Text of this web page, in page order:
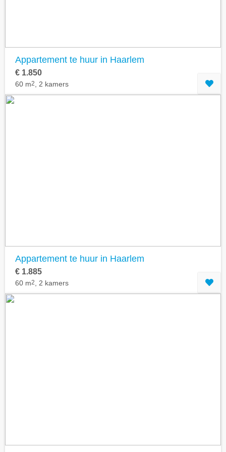
Appartement te huur in Haarlem
€ 1.850
60 m2 , 2 kamers
Appartement te huur in Haarlem
€ 1.885
60 m2 , 2 kamers